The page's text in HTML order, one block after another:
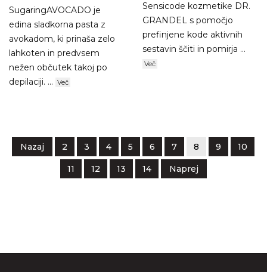
SugaringAVOCADO je
edina sladkorna pasta z
avokadom, ki prinaša zelo
lahkoten in predvsem
nežen občutek takoj po
depilaciji. ... Več
Sensicode kozmetike DR.
GRANDEL s pomočjo
prefinjene kode aktivnih
sestavin ščiti in pomirja ...
Več
Nazaj 2 3 4 5 6 7 8 9 10
11 12 13 14 Naprej